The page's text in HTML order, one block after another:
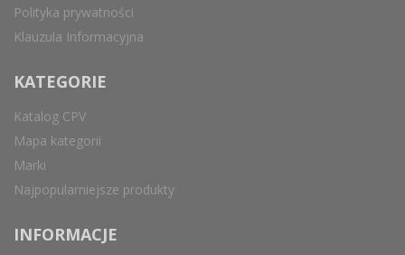
Polityka prywatności
Klauzula Informacyjna
KATEGORIE
Katalog CPV
Mapa kategorii
Marki
Najpopularniejsze produkty
INFORMACJE